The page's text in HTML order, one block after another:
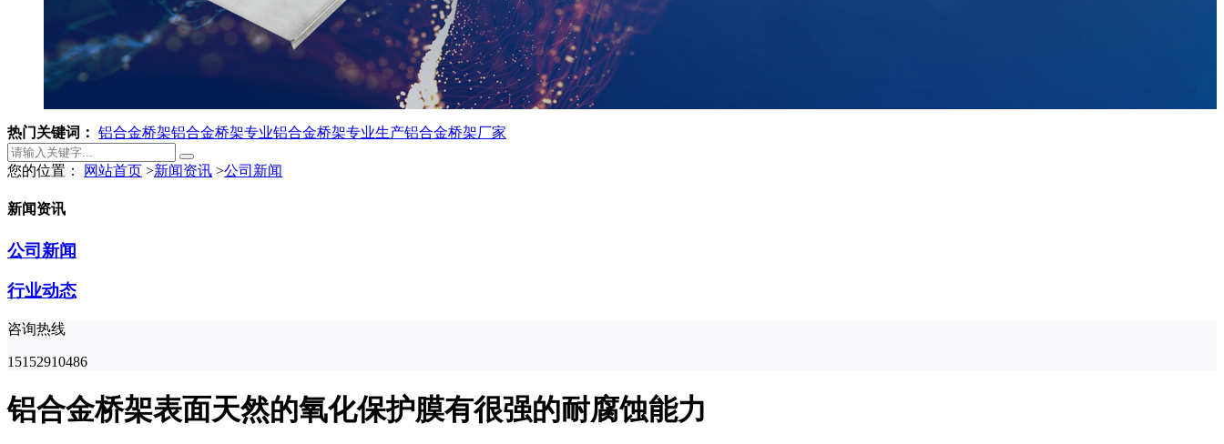
热门关键词： 铝合金桥架铝合金桥架专业铝合金桥架专业生产铝合金桥架厂家
您的位置： 网站首页 >新闻资讯 >公司新闻
新闻资讯
公司新闻
行业动态
咨询热线
15152910486
铝合金桥架表面天然的氧化保护膜有很强的耐腐蚀能力